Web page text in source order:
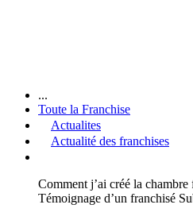
...
Toute la Franchise
Actualites
Actualité des franchises
Comment j’ai créé la
Témoignage d’un franchisé